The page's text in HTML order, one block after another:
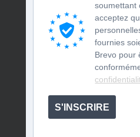
soumettant
acceptez
fournies
Brevo pour
S'INSCRIRE